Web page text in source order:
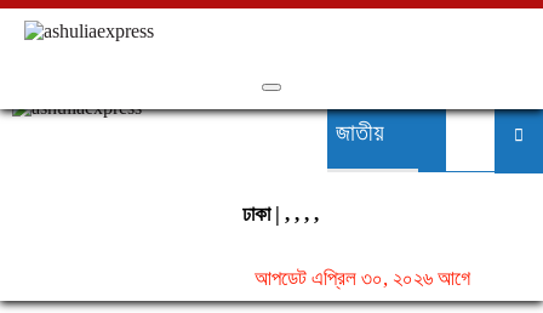
জাতীয়
সারাদেশ
ঢাকা | , , , ,
আপডেট এপ্রিল ৩০, ২০২৬ আগে